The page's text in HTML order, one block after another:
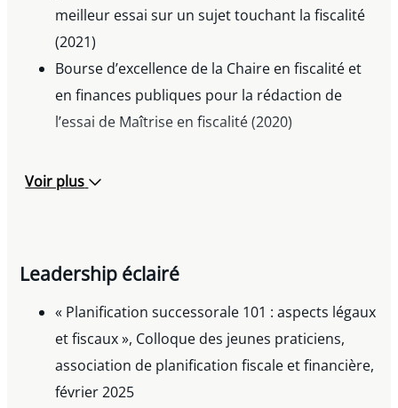
meilleur essai sur un sujet touchant la fiscalité
(2021)
Bourse d’excellence de la Chaire en fiscalité et
en finances publiques pour la rédaction de
l’essai de Maîtrise en fiscalité (2020)
Voir plus
Leadership éclairé
« Planification successorale 101 : aspects légaux
et fiscaux », Colloque des jeunes praticiens,
association de planification fiscale et financière,
février 2025